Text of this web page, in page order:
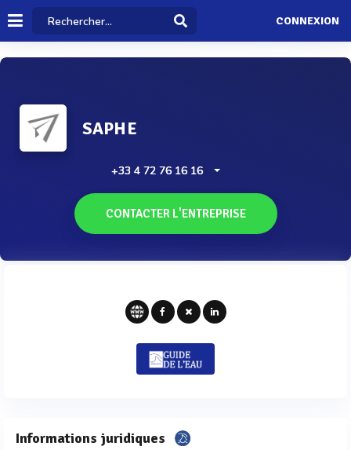
CONNEXION
SAPHE
+33 4 72 76 16 16
CONTACTER L'ENTREPRISE
Informations juridiques